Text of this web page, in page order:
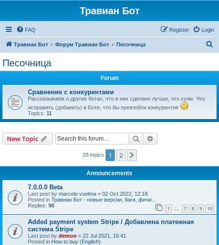
Травиан Бот
FAQ Login
Register
Травиан Бот Форум Травиан Бот Песочница
Песочница
Forum
Сравнение с конкурентами
Рассказываем о других ботах, что в них сделано лучше, что хуже. Что
исправить (добавить) в Боте, что бы превзойти конкурентов
Topics: 11
New Topic Search
28 topics 1 2
Announcements
7.0.0.0 Beta
Last post by marcelo vuelma « 02 Oct 2022, 12:18
Posted in Травиан Бот - новые версии, баги, фичи...
Replies: 98 1 … 7 8 9 10
Added payment system Stripe / Добавлена платежная
система Stripe
Last post by demon « 22 Jul 2021, 16:41
Posted in How to buy (English)